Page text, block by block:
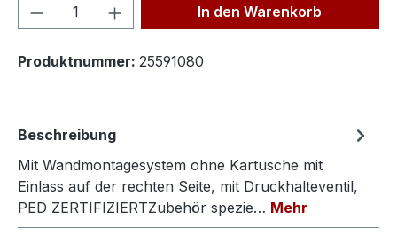
Produkt Anzahl: Gib denIn den Warenkorb
Produktnummer: 25591080
Beschreibung
Mit Wandmontagesystem ohne Kartusche mit
Einlass auf der rechten Seite, mit Druckhalteventil,
PED ZERTIFIZIERTZubehör spezie… Mehr